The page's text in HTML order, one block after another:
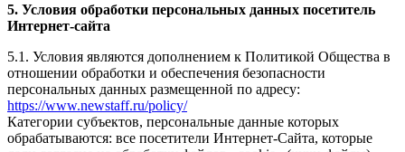
5. Условия обработки персональных данных посетитель
Интернет-сайта
5.1. Условия являются дополнением к Политикой Общества в
отношении обработки и обеспечения безопасности
персональных данных размещенной по адресу:
https://www.newstaff.ru/policy/
Категории субъектов, персональные данные которых
обрабатываются: все посетители Интернет-Сайта, которые